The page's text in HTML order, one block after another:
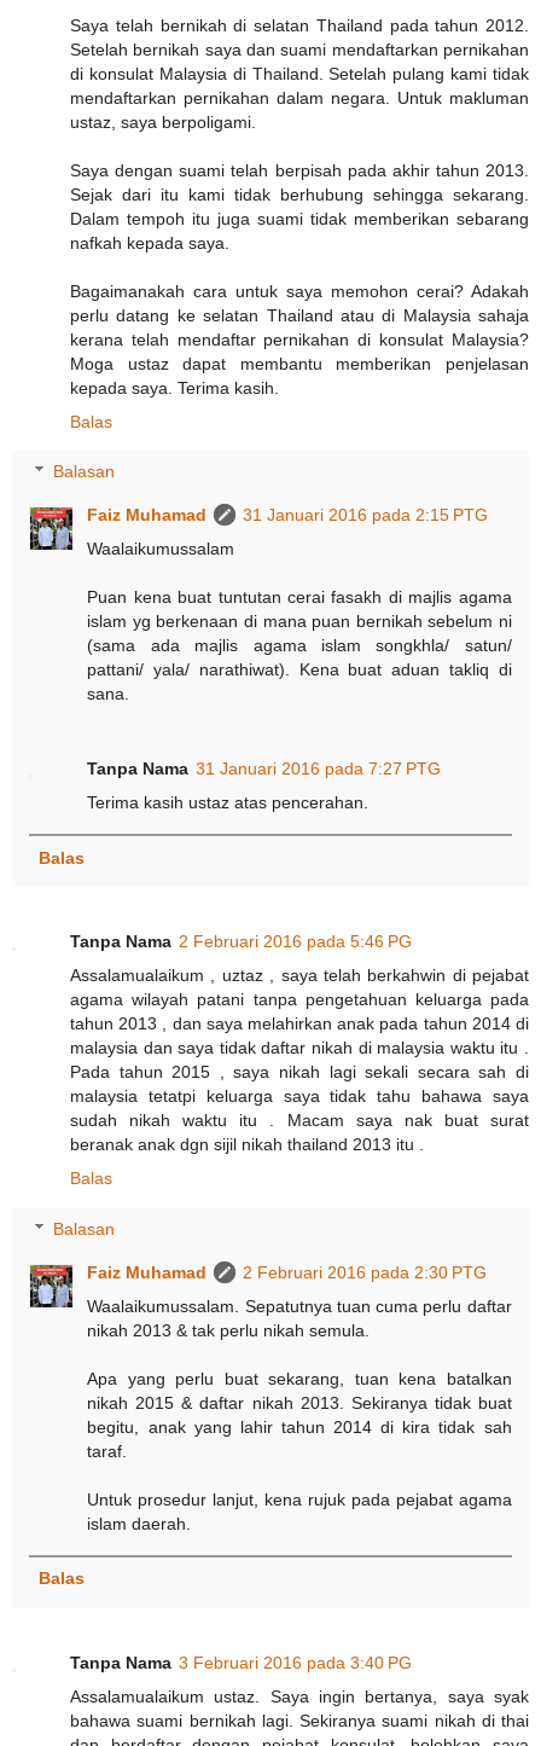
Saya telah bernikah di selatan Thailand pada tahun 2012.
Setelah bernikah saya dan suami mendaftarkan pernikahan
di konsulat Malaysia di Thailand. Setelah pulang kami tidak
mendaftarkan pernikahan dalam negara. Untuk makluman
ustaz, saya berpoligami.
Saya dengan suami telah berpisah pada akhir tahun 2013.
Sejak dari itu kami tidak berhubung sehingga sekarang.
Dalam tempoh itu juga suami tidak memberikan sebarang
nafkah kepada saya.
Bagaimanakah cara untuk saya memohon cerai? Adakah
perlu datang ke selatan Thailand atau di Malaysia sahaja
kerana telah mendaftar pernikahan di konsulat Malaysia?
Moga ustaz dapat membantu memberikan penjelasan
kepada saya. Terima kasih.
Balas
Balasan
Faiz Muhamad
31 Januari 2016 pada 2:15 PTG
Waalaikumussalam
Puan kena buat tuntutan cerai fasakh di majlis agama
islam yg berkenaan di mana puan bernikah sebelum ni
(sama ada majlis agama islam songkhla/ satun/
pattani/ yala/ narathiwat). Kena buat aduan takliq di
sana.
Tanpa Nama 31 Januari 2016 pada 7:27 PTG
Terima kasih ustaz atas pencerahan.
Balas
Tanpa Nama 2 Februari 2016 pada 5:46 PG
Assalamualaikum , uztaz , saya telah berkahwin di pejabat
agama wilayah patani tanpa pengetahuan keluarga pada
tahun 2013 , dan saya melahirkan anak pada tahun 2014 di
malaysia dan saya tidak daftar nikah di malaysia waktu itu .
Pada tahun 2015 , saya nikah lagi sekali secara sah di
malaysia tetatpi keluarga saya tidak tahu bahawa saya
sudah nikah waktu itu . Macam saya nak buat surat
beranak anak dgn sijil nikah thailand 2013 itu .
Balas
Balasan
Faiz Muhamad
2 Februari 2016 pada 2:30 PTG
Waalaikumussalam. Sepatutnya tuan cuma perlu daftar
nikah 2013 & tak perlu nikah semula.
Apa yang perlu buat sekarang, tuan kena batalkan
nikah 2015 & daftar nikah 2013. Sekiranya tidak buat
begitu, anak yang lahir tahun 2014 di kira tidak sah
taraf.
Untuk prosedur lanjut, kena rujuk pada pejabat agama
islam daerah.
Balas
Tanpa Nama 3 Februari 2016 pada 3:40 PG
Assalamualaikum ustaz. Saya ingin bertanya, saya syak
bahawa suami bernikah lagi. Sekiranya suami nikah di thai